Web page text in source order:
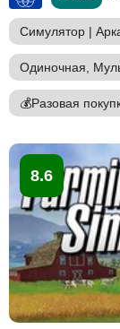
Симулятор |
Одиночная,
💰Разовая
8.6